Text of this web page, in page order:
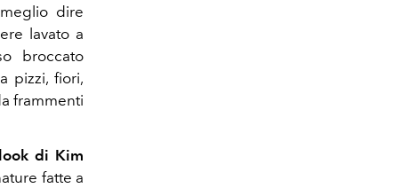
dire
lavato a
broccato
pizzi, fiori,
frammenti
look di Kim
fatte a